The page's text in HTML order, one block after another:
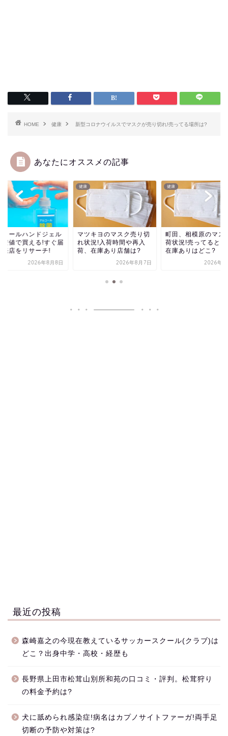
HOME 健康 新型コロナウイルスでマスクが売り切れ!売ってる場所は?
あなたにオススメの記事
コールハンドジェル
安値で買える!すぐ届
売店をリサーチ!
2026年8月8日
健康
マツキヨのマスク売り切
れ状況!入荷時間や再入
荷、在庫あり店舗は?
2026年8月7日
健康
町田、相模原のマス
荷状況!売ってるとこ
在庫ありはどこ?
2026年8
最近の投稿
森崎嘉之の今現在教えているサッカースクール(クラブ)は
どこ？出身中学・高校・経歴も
長野県上田市松茸山別所和苑の口コミ・評判。松茸狩り
の料金予約は?
犬に舐められ感染症!病名はカプノサイトファーガ!両手足
切断の予防や対策は?